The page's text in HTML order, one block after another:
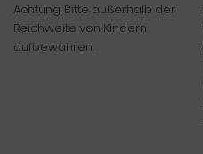
Achtung: Bitte außerhalb der
Reichweite von Kindern
aufbewahren.